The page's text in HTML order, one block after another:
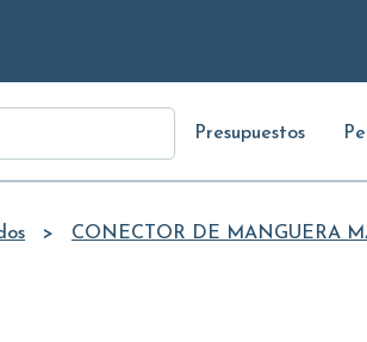
Presupuestos
CONECTOR DE MANGUERA